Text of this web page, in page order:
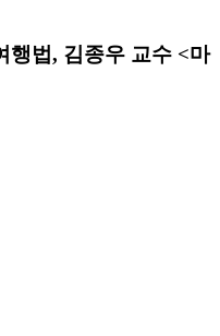
행법, 김종우 교수 <마